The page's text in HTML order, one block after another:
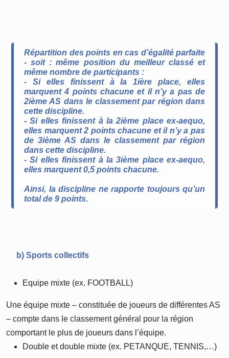
Répartition des points en cas d’égalité parfaite
- soit : même position du meilleur classé et
même nombre de participants :
- Si elles finissent à la 1ière place, elles
marquent 4 points chacune et il n’y a pas de
2ième AS dans le classement par région dans
cette discipline.
- Si elles finissent à la 2ième place ex-aequo,
elles marquent 2 points chacune et il n’y a pas
de 3ième AS dans le classement par région
dans cette discipline.
- Si elles finissent à la 3ième place ex-aequo,
elles marquent 0,5 points chacune.
Ainsi, la discipline ne rapporte toujours qu’un
total de 9 points.
b) Sports collectifs
Equipe mixte (ex. FOOTBALL)
Une équipe mixte – constituée de joueurs de différentes AS
– compte dans le classement général pour la région
comportant le plus de joueurs dans l’équipe.
Double et double mixte (ex. PETANQUE, TENNIS,…)